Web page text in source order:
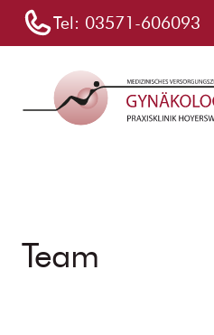
Zum
Inhalt
Tel: 03571-606093
Team